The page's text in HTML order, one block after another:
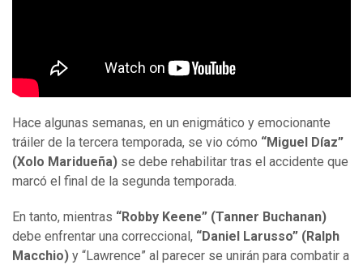
Hace algunas semanas, en un enigmático y emocionante
tráiler de la tercera temporada, se vio cómo “Miguel Díaz”
(Xolo Maridueña) se debe rehabilitar tras el accidente que
marcó el final de la segunda temporada.
En tanto, mientras “Robby Keene” (Tanner Buchanan)
debe enfrentar una correccional, “Daniel Larusso” (Ralph
Macchio) y “Lawrence” al parecer se unirán para combatir a